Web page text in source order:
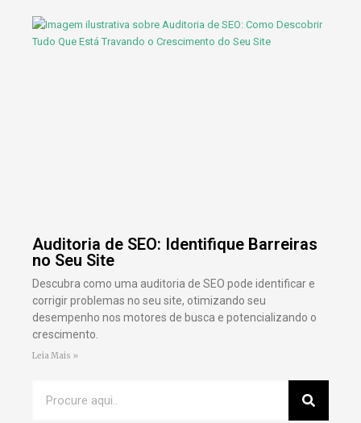
Auditoria de SEO: Identifique Barreiras
no Seu Site
Descubra como uma auditoria de SEO pode identificar e
corrigir problemas no seu site, otimizando seu
desempenho nos motores de busca e potencializando o
crescimento.
Leia Mais »